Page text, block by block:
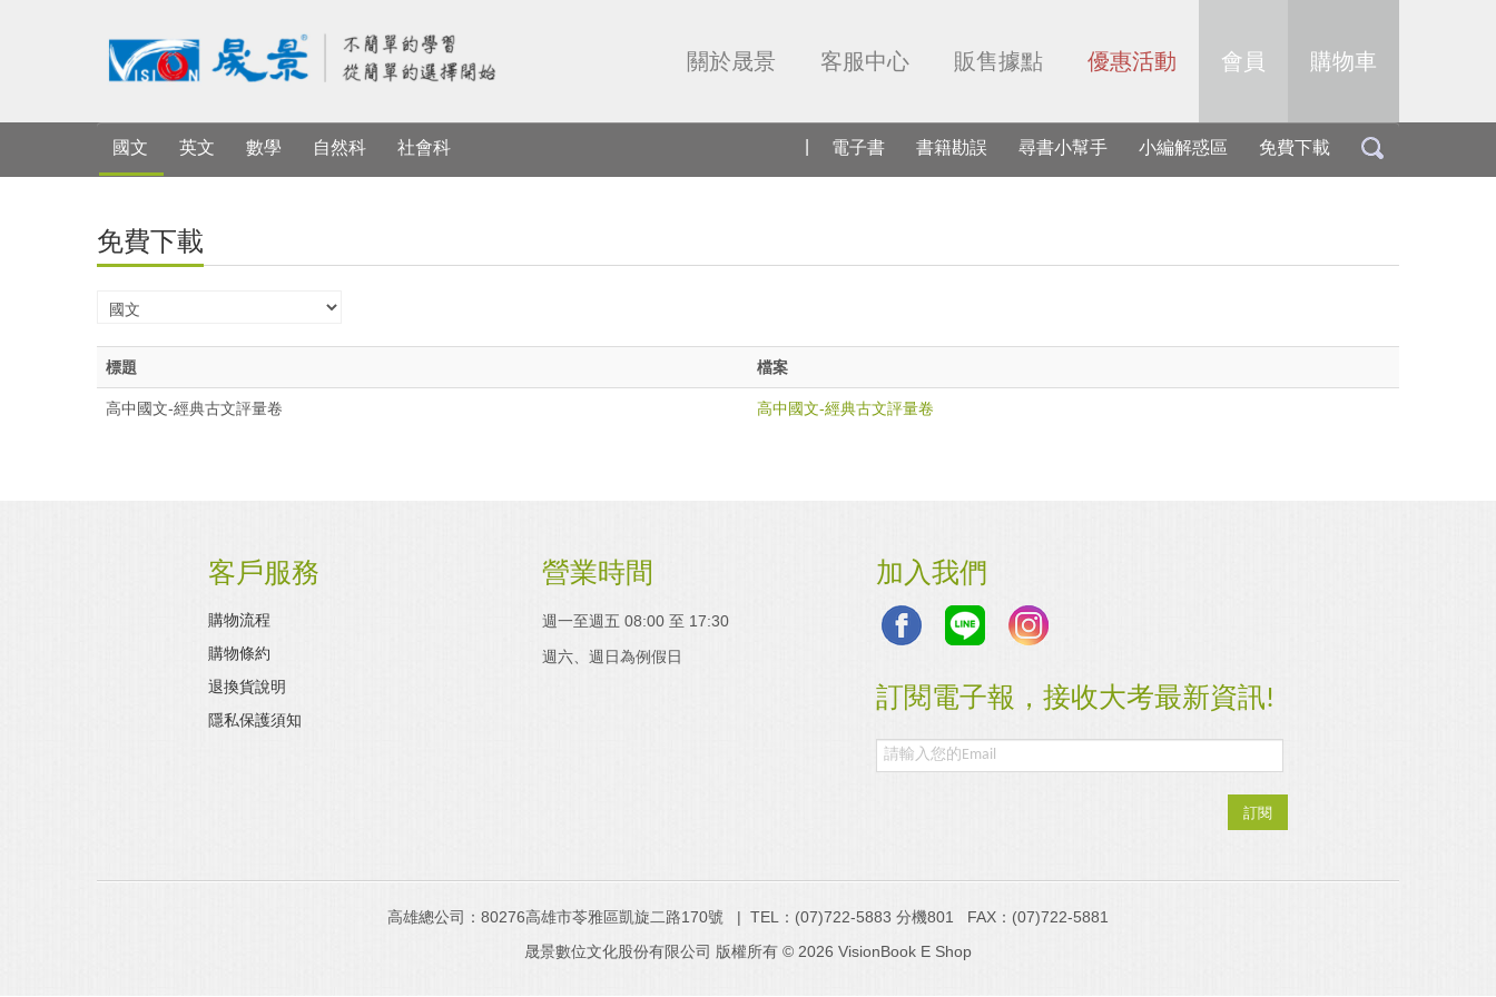
關於晟景 客服中心 販售據點 優惠活動 會員 購物車
國文 英文 數學 自然科 社會科 電子書 書籍勘誤 尋書小幫手 小編解惑區 免費下載
免費下載
標題 檔案
高中國文-經典古文評量卷 高中國文-經典古文評量卷
客戶服務
購物流程
購物條約
退換貨說明
隱私保護須知
營業時間
週一至週五 08:00 至 17:30
週六、週日為例假日
加入我們
訂閱電子報，接收大考最新資訊!
訂閱
高雄總公司：80276高雄市苓雅區凱旋二路170號 | TEL：(07)722-5883 分機801 FAX：(07)722-5881
晟景數位文化股份有限公司 版權所有 © 2026 VisionBook E Shop